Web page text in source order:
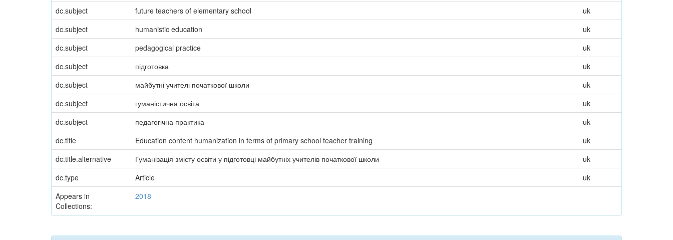
dc.subject
future teachers of elementary school
uk
dc.subject
humanistic education
uk
dc.subject
pedagogical practice
uk
dc.subject
підготовка
uk
dc.subject
майбутні учителі початкової школи
uk
dc.subject
гуманістична освіта
uk
dc.subject
педагогічна практика
uk
dc.title
Education content humanization in terms of primary school teacher training
uk
dc.title.alternative
Гуманізація змісту освіти у підготовці майбутніх учителів початкової школи
uk
dc.type
Article
uk
Appears in
Collections:
2018